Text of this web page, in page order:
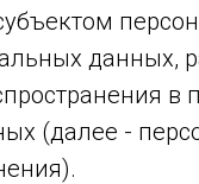
данных,
в
(далее -